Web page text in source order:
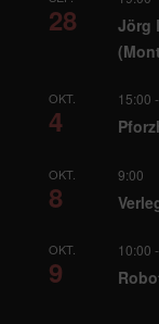
28
Jörg
OKT.
4
15:00 -
OKT.
8
9:00
OKT.
9
10:00 -